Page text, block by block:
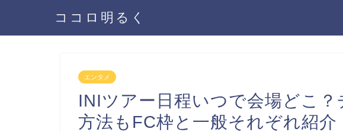
ココロ明るく
エンタメ
INIツアー日程いつで会場どこ
方法もFC枠と一般それぞれ紹介